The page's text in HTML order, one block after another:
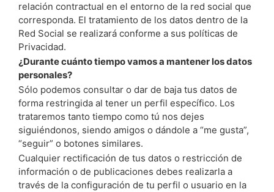
relación contractual en el entorno de la red social que
corresponda. El tratamiento de los datos dentro de la
Red Social se realizará conforme a sus políticas de
Privacidad.
¿Durante cuánto tiempo vamos a mantener los datos
personales?
Sólo podemos consultar o dar de baja tus datos de
forma restringida al tener un perfil específico. Los
trataremos tanto tiempo como tú nos dejes
siguiéndonos, siendo amigos o dándole a “me gusta”,
“seguir” o botones similares.
Cualquier rectificación de tus datos o restricción de
información o de publicaciones debes realizarla a
través de la configuración de tu perfil o usuario en la